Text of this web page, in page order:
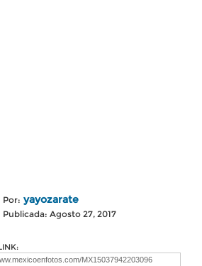
Por: yayozarate
Publicada: Agosto 27, 2017